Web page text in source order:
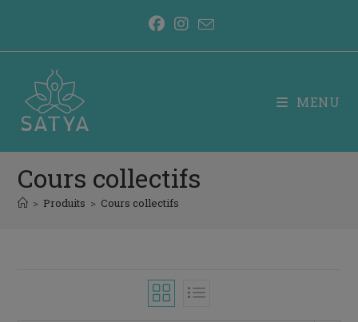
MENU
Cours collectifs
> Produits > Cours collectifs
modal-check